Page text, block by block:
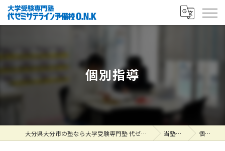
個別指導
大分県大分市の塾なら大学受験専門塾 代ゼミサテライン予備校O.N.K 当塾の特徴 個別指導